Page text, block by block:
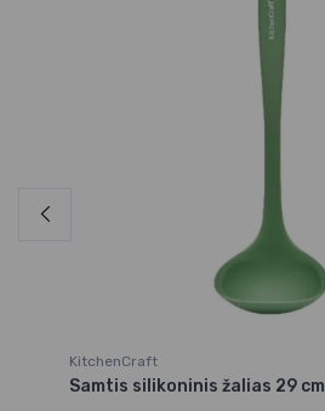
KitchenCraft
Samtis silikoninis žalias 29 cm